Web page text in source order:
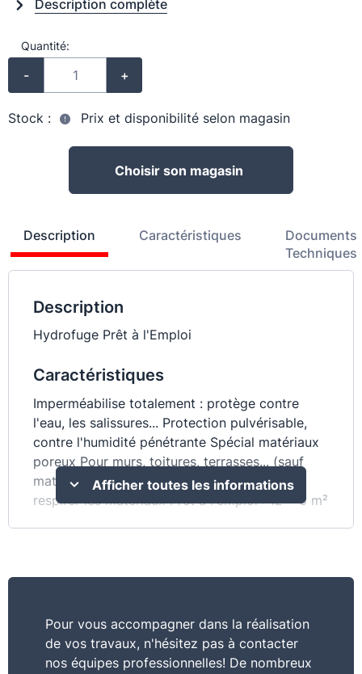
Description complète
Quantité:
- +
Stock : Prix et disponibilité selon magasin
Choisir son magasin
Description Caractéristiques
Documents
Techniques
Description
Hydrofuge Prêt à l'Emploi
Caractéristiques
Imperméabilise totalement : protège contre
l'eau, les salissures... Protection pulvérisable,
contre l'humidité pénétrante Spécial matériaux
poreux Pour murs, toitures, terrasses... (sauf
matériaux foncés et/ou peu poreux) Laisse
respirer les matériaux Prêt à l'emploi : 1L = 5 m²
Afficher toutes les informations
Pour vous accompagner dans la réalisation
de vos travaux, n'hésitez pas à contacter
nos équipes professionnelles! De nombreux